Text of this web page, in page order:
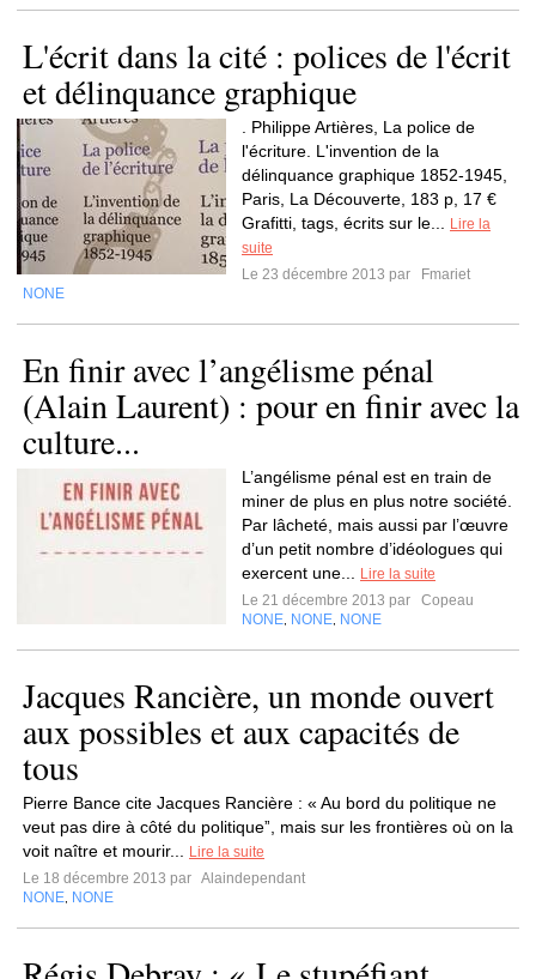
L'écrit dans la cité : polices de l'écrit
et délinquance graphique
. Philippe Artières, La police de
l'écriture. L'invention de la
délinquance graphique 1852-1945,
Paris, La Découverte, 183 p, 17 €
Grafitti, tags, écrits sur le...
Lire la
suite
Le 23 décembre 2013 par
Fmariet
NONE
En finir avec l’angélisme pénal
(Alain Laurent) : pour en finir avec la
culture...
L’angélisme pénal est en train de
miner de plus en plus notre société.
Par lâcheté, mais aussi par l’œuvre
d’un petit nombre d’idéologues qui
exercent une...
Lire la suite
Le 21 décembre 2013 par
Copeau
NONE NONE NONE
Jacques Rancière, un monde ouvert
aux possibles et aux capacités de
tous
Pierre Bance cite Jacques Rancière : « Au bord du politique ne
veut pas dire à côté du politiqueˮ, mais sur les frontières où on la
voit naître et mourir...
Lire la suite
Le 18 décembre 2013 par Alaindependant
NONE NONE